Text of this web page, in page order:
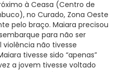
à Ceasa (Centro de
no Curado, Zona Oeste
pelo braço. Maiara precisou
para não ser
violência não tivesse
tivesse sido “apenas”
a jovem tivesse voltado